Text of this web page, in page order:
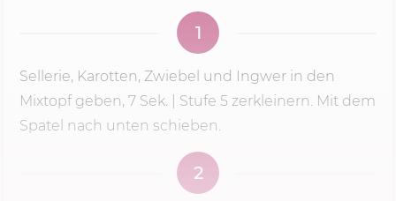
1
Sellerie, Karotten, Zwiebel und Ingwer in den
Mixtopf geben, 7 Sek. Stufe 5 zerkleinern. Mit dem
Spatel nach unten schieben.
2